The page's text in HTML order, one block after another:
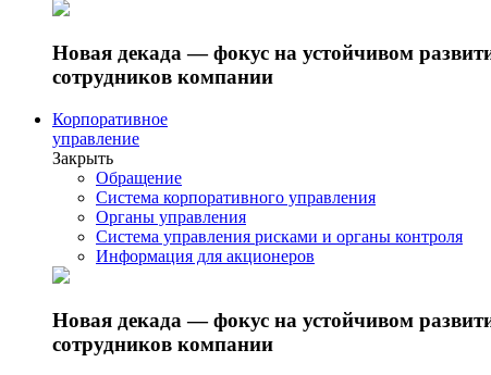
Новая декада — фокус на устойчивом
сотрудников компании
Корпоративное
управление
Закрыть
Обращение
Система корпоративного управления
Органы управления
Система управления рисками и органы контроля
Информация для акционеров
Новая декада — фокус на устойчивом
сотрудников компании